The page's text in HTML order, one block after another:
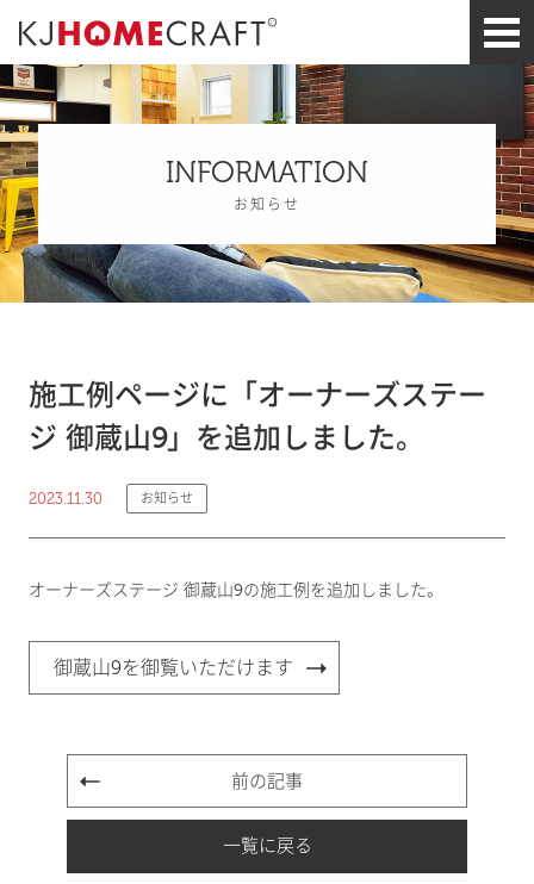
INFORMATION
お知らせ
施工例ページに「オーナーズステー
ジ 御蔵山9」を追加しました。
2023.11.30 お知らせ
オーナーズステージ 御蔵山9の施工例を追加しました。
御蔵山9を御覧いただけます
前の記事
一覧に戻る